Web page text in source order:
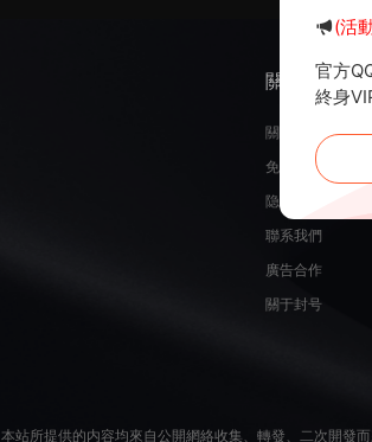
關于我們
關于我們
免責申明
隐私政策
聯系我們
廣告合作
關于封号
本站所提供的内容均來自公開網絡收集、轉發、二次開發
(活
官方
終身